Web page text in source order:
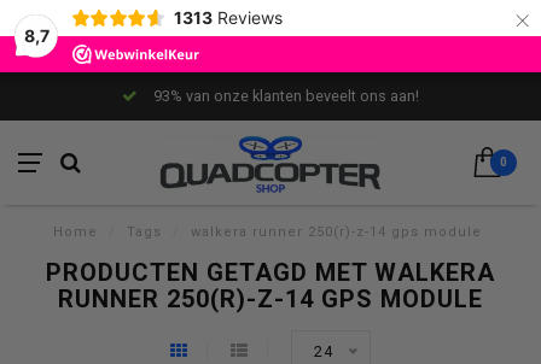
8,7
1313 Reviews ×
93% van onze klanten beveelt ons aan!
0
Home Tags walkera runner 250(r)-z-14 gps module
PRODUCTEN GETAGD MET WALKERA
RUNNER 250(R)-Z-14 GPS MODULE
24